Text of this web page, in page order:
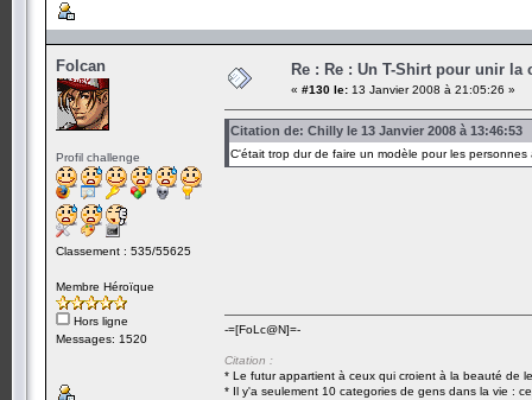
Folcan
Profil challenge
Classement : 535/55625
Membre Héroïque
Hors ligne
Messages: 1520
Re : Re : Un T-Shirt pour unir la
« #130 le: 13 Janvier 2008 à 21:05:26 »
Citation de: Chilly le 13 Janvier 2008 à 13:46:53
C'était trop dur de faire un modèle pour les
-=[FoLc@N]=-
Citation :
* Le futur appartient à ceux qui croient à la beauté de
* Il y'a seulement 10 categories de gens dans la vie :